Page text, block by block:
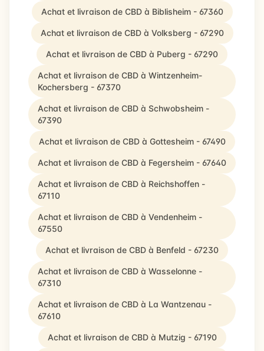
Achat et livraison de CBD à Biblisheim - 67360
Achat et livraison de CBD à Volksberg - 67290
Achat et livraison de CBD à Puberg - 67290
Achat et livraison de CBD à Wintzenheim-
Kochersberg - 67370
Achat et livraison de CBD à Schwobsheim -
67390
Achat et livraison de CBD à Gottesheim - 67490
Achat et livraison de CBD à Fegersheim - 67640
Achat et livraison de CBD à Reichshoffen -
67110
Achat et livraison de CBD à Vendenheim -
67550
Achat et livraison de CBD à Benfeld - 67230
Achat et livraison de CBD à Wasselonne -
67310
Achat et livraison de CBD à La Wantzenau -
67610
Achat et livraison de CBD à Mutzig - 67190